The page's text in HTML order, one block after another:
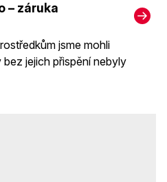
– záruka
jsme mohli
jejich přispění nebyly